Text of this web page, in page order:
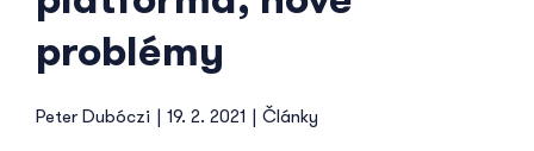
problémy
Peter Dubóczi | 19. 2. 2021 | Články